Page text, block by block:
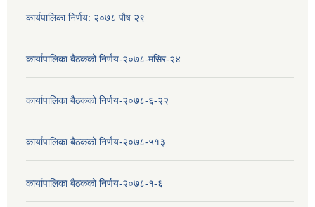
कार्यपालिका निर्णय: २०७८ पौष २९
कार्यापालिका बैठकको निर्णय-२०७८-मंसिर-२४
कार्यापालिका बैठकको निर्णय-२०७८-६-२२
कार्यापालिका बैठकको निर्णय-२०७८-५१३
कार्यापालिका बैठकको निर्णय-२०७८-१-६